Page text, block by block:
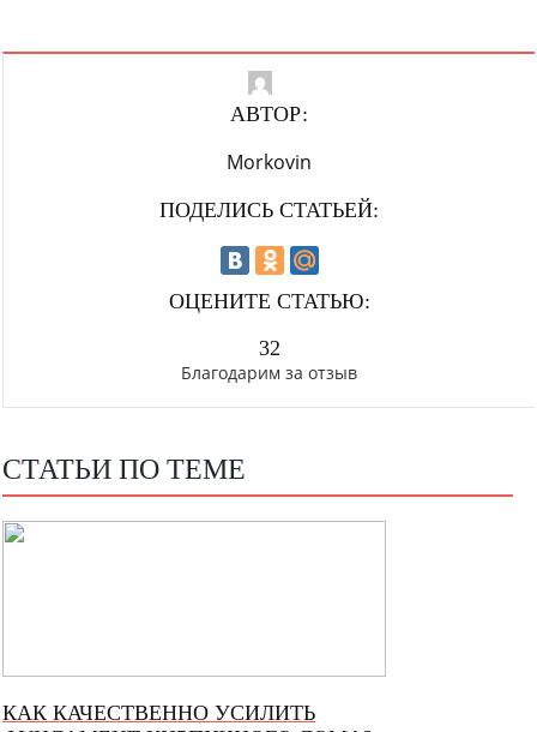
АВТОР:
Morkovin
ПОДЕЛИСЬ СТАТЬЕЙ:
ОЦЕНИТЕ СТАТЬЮ:
32
Благодарим за отзыв
СТАТЬИ ПО ТЕМЕ
КАК КАЧЕСТВЕННО УСИЛИТЬ